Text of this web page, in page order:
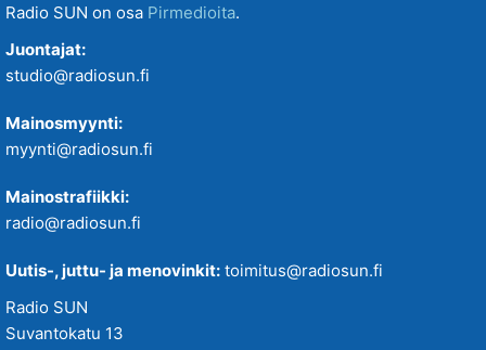
Radio SUN on osa Pirmedioita.
Juontajat:
studio@radiosun.fi
Mainosmyynti:
myynti@radiosun.fi
Mainostrafiikki:
radio@radiosun.fi
Uutis-, juttu- ja menovinkit: toimitus@radiosun.fi
Radio SUN
Suvantokatu 13